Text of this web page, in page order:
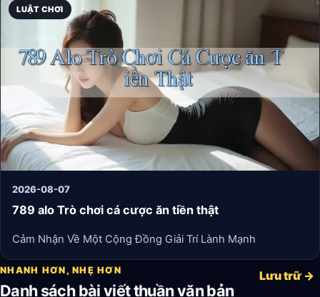
xã hội.
LUẬT CHƠI
2026-08-07
789 alo Trò chơi cá cược ăn tiền thật
Cảm Nhận Về Một Cộng Đồng Giải Trí Lành Mạnh
NHANH HƠN, NHẸ HƠN
Danh sách bài viết thuần văn bản
Lưu trữ →